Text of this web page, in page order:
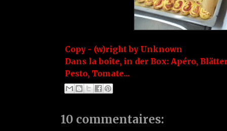
Copy - (w)right by Unknown
Dans la boîte, in der Box: Apéro,
Pesto, Tomate...
10 commentaires: